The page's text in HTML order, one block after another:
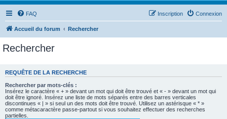
FAQ Connexion
Inscription
Accueil du forum Rechercher
Rechercher
REQUÊTE DE LA RECHERCHE
Rechercher par mots-clés :
Insérez le caractère « + » devant un mot qui doit être trouvé et « - » devant un mot qui
doit être ignoré. Insérez une liste de mots séparés entre des barres verticales
discontinues « | » si seul un des mots doit être trouvé. Utilisez un astérisque « * »
comme métacaractère passe-partout si vous souhaitez effectuer des recherches
partielles.